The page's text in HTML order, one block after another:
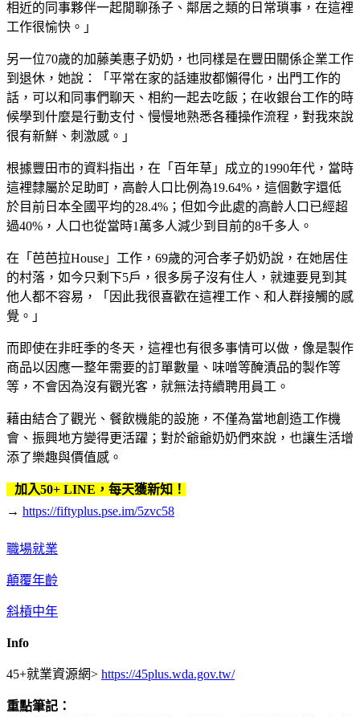
相近的同事夥伴一起閒聊孫子、鄰居之類的日常瑣事，在這裡
工作很愉快。」
另一位70歲的加藤美惠子奶奶，也同樣是在豐田關係企業工作
到退休，她說：「平常在家的話連妝都懶得化，出門工作的
話，可以和同事們聊天、相約一起去吃飯；在收銀台工作的時
候學到什麼是行動支付、慢慢地熟悉各種操作流程，對我來說
很有新鮮、刺激感。」
根據豐田市的資料指出，在「百年草」成立的1990年代，當時
這裡隸屬於足助町，高齡人口比例為19.64%，這個數字還低
於目前日本全國平均的28.4%；但如今此處的高齡人口已經超
過40%，人口也從當時1萬多人減少到目前的8千多人。
在「芭芭拉House」工作，69歲的河合孝子奶奶說，在她居住
的村落，如今只剩下5戶，很多房子沒有住人，就連要見到其
他人都不容易，「因此我很喜歡在這裡工作、和人群接觸的感
覺。」
而即使在非旺季的冬天，這裡也有很多事情可以做，像是製作
商品以因應一整年需要的訂單數量、味噌等醃漬品的製作等
等，不會因為沒有觀光客，就無法持續聘用員工。
藉由結合了觀光、餐飲機能的設施，不僅為當地創造工作機
會、振興地方變得更活躍；對於爺爺奶奶們來說，也讓生活增
添了樂趣與價值感。
加入50+ LINE，每天獲新知！
→ https://fiftyplus.pse.im/5zvc58
職場就業
顛覆年齡
斜槓中年
Info
45+就業資源網> https://45plus.wda.gov.tw/
重點筆記：